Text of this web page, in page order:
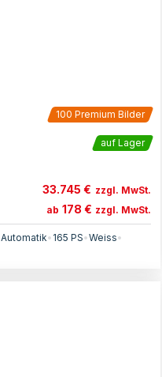
100 Premium Bilder
auf Lager
33.745 € zzgl. MwSt.
ab 178 € zzgl. MwSt.
Automatik• 165 PS•Weiss•